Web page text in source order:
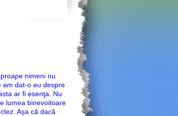
nimeni nu
am dat-o eu despre
ar fi esenţa. Nu
lumea binevoitoare
Așa că dacă